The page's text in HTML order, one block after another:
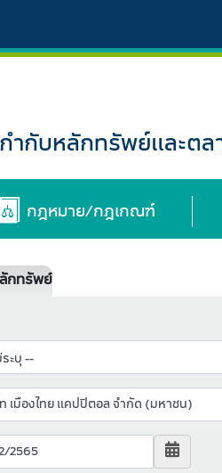
ำกับหลักทรัพย์และต
กฎหมาย/กฎเกณฑ์
กทรัพย์